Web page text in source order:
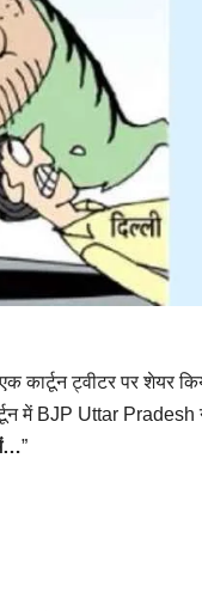
कार्टून ट्वीटर पर शेयर
में BJP Uttar Pradesh
”